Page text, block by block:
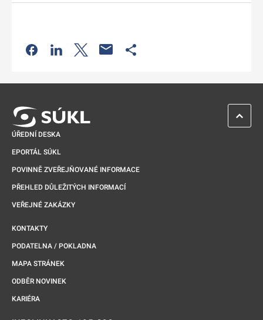
Odkaz se otevře na nové kartě
Odkaz se otevře na nové kartě
Odkaz se otevře na nové kartě
ÚŘEDNÍ DESKA
EPORTÁL SÚKL
POVINNĚ ZVEŘEJŇOVANÉ INFORMACE
PŘEHLED DŮLEŽITÝCH INFORMACÍ
VEŘEJNÉ ZAKÁZKY
KONTAKTY
PODATELNA / POKLADNA
MAPA STRÁNEK
ODBĚR NOVINEK
KARIÉRA
ZPĚT